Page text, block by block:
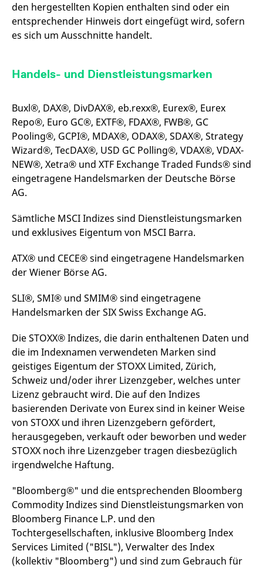
den hergestellten Kopien enthalten sind oder ein
entsprechender Hinweis dort eingefügt wird, sofern
es sich um Ausschnitte handelt.
Handels- und Dienstleistungsmarken
Buxl®, DAX®, DivDAX®, eb.rexx®, Eurex®, Eurex
Repo®, Euro GC®, EXTF®, FDAX®, FWB®, GC
Pooling®, GCPI®, MDAX®, ODAX®, SDAX®, Strategy
Wizard®, TecDAX®, USD GC Polling®, VDAX®, VDAX-
NEW®, Xetra® und XTF Exchange Traded Funds® sind
eingetragene Handelsmarken der Deutsche Börse
AG.
Sämtliche MSCI Indizes sind Dienstleistungsmarken
und exklusives Eigentum von MSCI Barra.
ATX® und CECE® sind eingetragene Handelsmarken
der Wiener Börse AG.
SLI®, SMI® und SMIM® sind eingetragene
Handelsmarken der SIX Swiss Exchange AG.
Die STOXX® Indizes, die darin enthaltenen Daten und
die im Indexnamen verwendeten Marken sind
geistiges Eigentum der STOXX Limited, Zürich,
Schweiz und/oder ihrer Lizenzgeber, welches unter
Lizenz gebraucht wird. Die auf den Indizes
basierenden Derivate von Eurex sind in keiner Weise
von STOXX und ihren Lizenzgebern gefördert,
herausgegeben, verkauft oder beworben und weder
STOXX noch ihre Lizenzgeber tragen diesbezüglich
irgendwelche Haftung.
"Bloomberg®" und die entsprechenden Bloomberg
Commodity Indizes sind Dienstleistungsmarken von
Bloomberg Finance L.P. und den
Tochtergesellschaften, inklusive Bloomberg Index
Services Limited ("BISL"), Verwalter des Index
(kollektiv "Bloomberg") und sind zum Gebrauch für